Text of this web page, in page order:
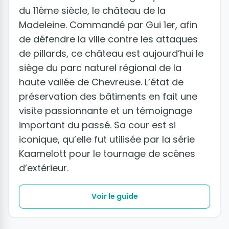
du 11ème siècle, le château de la
Madeleine. Commandé par Gui 1er, afin
de défendre la ville contre les attaques
de pillards, ce château est aujourd’hui le
siège du parc naturel régional de la
haute vallée de Chevreuse. L’état de
préservation des bâtiments en fait une
visite passionnante et un témoignage
important du passé. Sa cour est si
iconique, qu’elle fut utilisée par la série
Kaamelott pour le tournage de scènes
d’extérieur.
Voir le guide